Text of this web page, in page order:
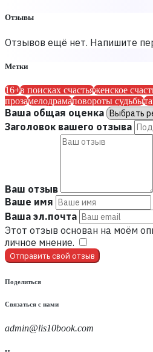
Отзывы
Отзывов ещё нет. Напишите
Метки
16+в поисках счастьяженское
прозамелодрамаповороты судьбы
Ваша общая оценка
Заголовок вашего отзыва
Ваш отзыв
Ваше имя
Ваша эл.почта
Этот отзыв основан на моём
личное мнение.
Отправить свой отзыв
Поделиться
Связаться с нами
admin@lis10book.com